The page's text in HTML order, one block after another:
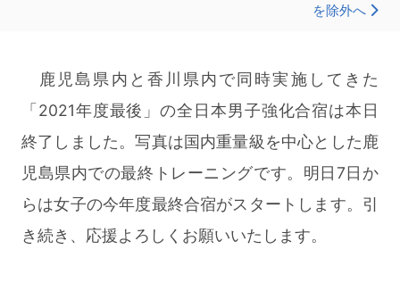
を除外へ
鹿児島県内と香川県内で同時実施してきた
「2021年度最後」の全日本男子強化合宿は本日
終了しました。写真は国内重量級を中心とした鹿
児島県内での最終トレーニングです。明日7日か
らは女子の今年度最終合宿がスタートします。引
き続き、応援よろしくお願いいたします。